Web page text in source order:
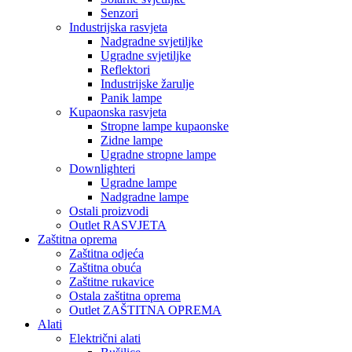
Senzori
Industrijska rasvjeta
Nadgradne svjetiljke
Ugradne svjetiljke
Reflektori
Industrijske žarulje
Panik lampe
Kupaonska rasvjeta
Stropne lampe kupaonske
Zidne lampe
Ugradne stropne lampe
Downlighteri
Ugradne lampe
Nadgradne lampe
Ostali proizvodi
Outlet RASVJETA
Zaštitna oprema
Zaštitna odjeća
Zaštitna obuća
Zaštitne rukavice
Ostala zaštitna oprema
Outlet ZAŠTITNA OPREMA
Alati
Električni alati